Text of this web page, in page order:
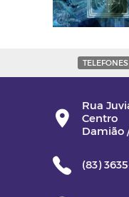
TELEFONES
Rua
Centro
Damião
(83)